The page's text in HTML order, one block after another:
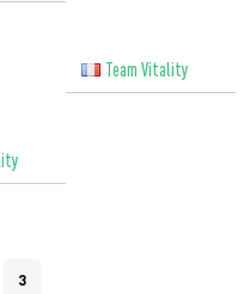
Team Vitality
3